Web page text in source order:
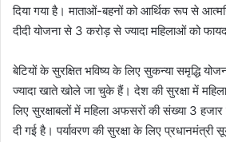
दिया गया है। माताओं-बहनों को आर्थिक रूप से
दीदी योजना से 3 करोड़ से ज्यादा महिलाओं को
बेटियों के सुरक्षित भविष्य के लिए सुकन्या समृद्धि
ज्यादा खाते खोले जा चुके हैं। देश की सुरक्षा में
लिए सुरक्षाबलों में महिला अफसरों की संख्या 3
दी गई है। पर्यावरण की सुरक्षा के लिए प्रधानमंत्री